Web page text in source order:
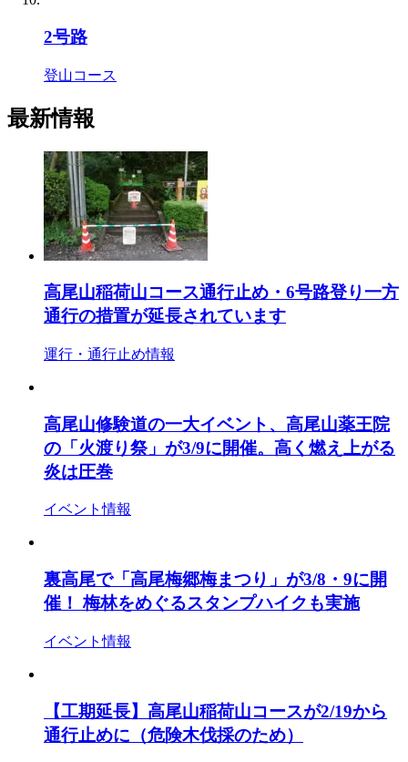
2号路
登山コース
最新情報
高尾山稲荷山コース通行止め・6号路登り一方
通行の措置が延長されています
運行・通行止め情報
高尾山修験道の一大イベント、高尾山薬王院
の「火渡り祭」が3/9に開催。高く燃え上がる
炎は圧巻
イベント情報
裏高尾で「高尾梅郷梅まつり」が3/8・9に開
催！ 梅林をめぐるスタンプハイクも実施
イベント情報
【工期延長】高尾山稲荷山コースが2/19から
通行止めに（危険木伐採のため）